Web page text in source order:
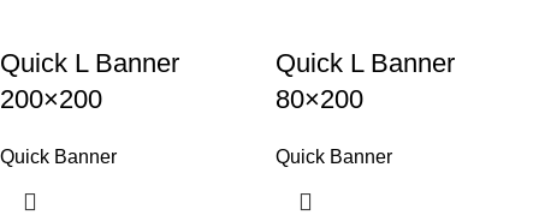
Quick L Banner
200×200
Quick Banner
Quick L Banner
80×200
Quick Banner